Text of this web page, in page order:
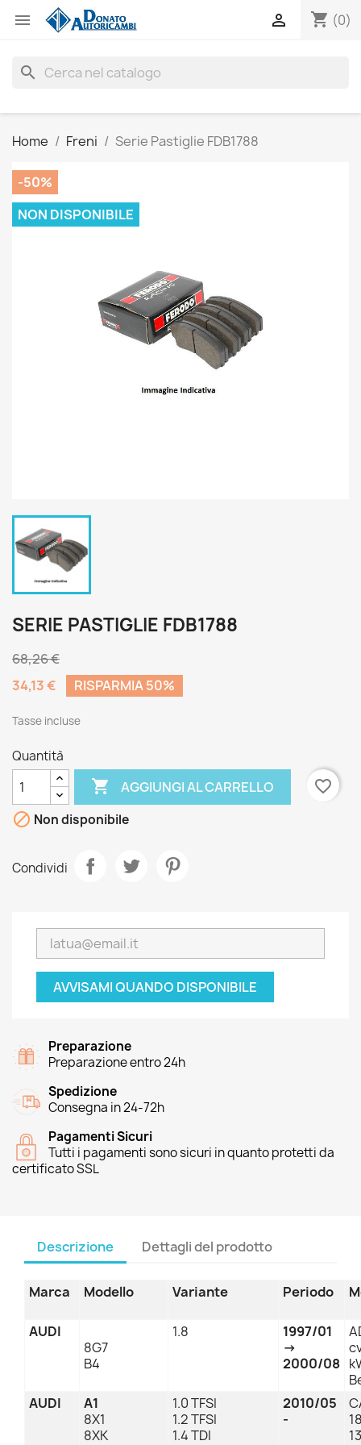
 shopping_cart (0)

search
Home Freni Serie Pastiglie FDB1788
-50%
NON DISPONIBILE
SERIE PASTIGLIE FDB1788
68,26 €
34,13 €
RISPARMIA 50%
Tasse incluse
Quantità
 AGGIUNGI AL CARRELLO
favorite_border
 Non disponibile
Condividi
AVVISAMI QUANDO DISPONIBILE
Preparazione
Preparazione entro 24h
Spedizione
Consegna in 24-72h
Pagamenti Sicuri
Tutti i pagamenti sono sicuri in quanto protetti da
certificato SSL
Descrizione Dettagli del prodotto
Marca Modello Variante Periodo
AUDI
8G7
B4
1.8
1997/01
→
2000/08
AUDI
A1
8X1
8XK
1.0 TFSI
1.2 TFSI
1.4 TDI
2010/05
-